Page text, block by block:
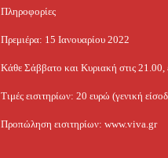
Πληροφορίες
Πρεμιέρα: 15 Ιανουαρίου 2022
Κάθε Σάββατο και Κυριακή στις 21.00,
Τιμές εισιτηρίων: 20 ευρώ (γενική
Προπώληση εισιτηρίων: www.viva.gr